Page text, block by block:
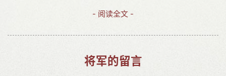
- 阅读全文 -
将军的留言